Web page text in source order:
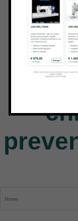
9 Products